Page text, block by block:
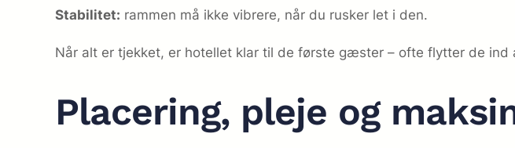
Stabilitet: rammen må ikke vibrere, når du rusker let i den.
Når alt er tjekket, er hotellet klar til de første gæster – ofte flytter de ind
Placering, pleje og